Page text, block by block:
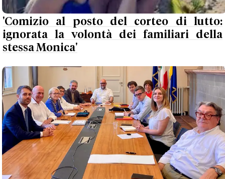
'Comizio al posto del corteo di lutto:
ignorata la volontà dei familiari della
stessa Monica'